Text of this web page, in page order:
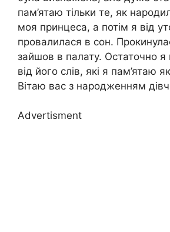
пам’ятаю тільки те, як
моя принцеса, а потім я від
провалилася в сон.
зайшов в палату. Остаточно я
від його слів, які я пам’ятаю
Вітаю вас з народженням
Advertisment